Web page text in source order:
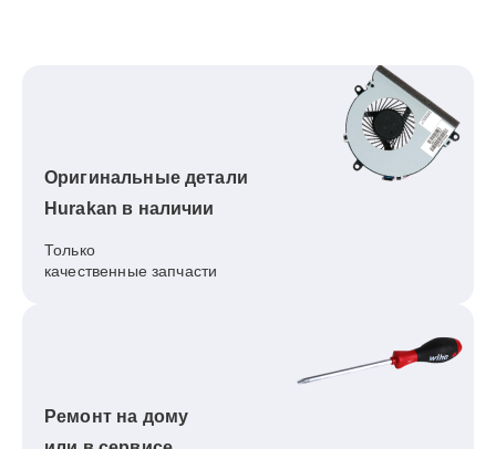
Оригинальные детали
Hurakan в наличии
Только
качественные запчасти
Ремонт на дому